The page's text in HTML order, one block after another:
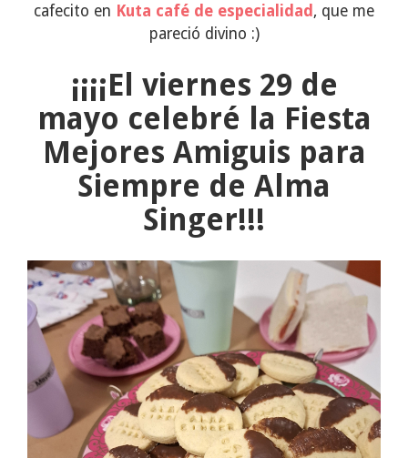
cafecito en Kuta café de especialidad , que me
pareció divino :)
¡¡¡¡El viernes 29 de
mayo celebré la Fiesta
Mejores Amiguis para
Siempre de Alma
Singer!!!